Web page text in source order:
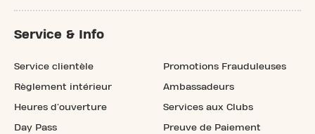
Service & Info
Service clientèle
Règlement intérieur
Heures d'ouverture
Day Pass
Promotions Frauduleuses
Ambassadeurs
Services aux Clubs
Preuve de Paiement